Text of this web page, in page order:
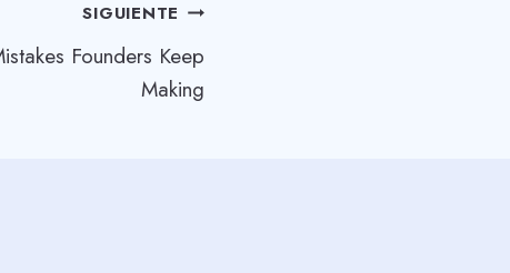
SIGUIENTE
Founders Keep
Making